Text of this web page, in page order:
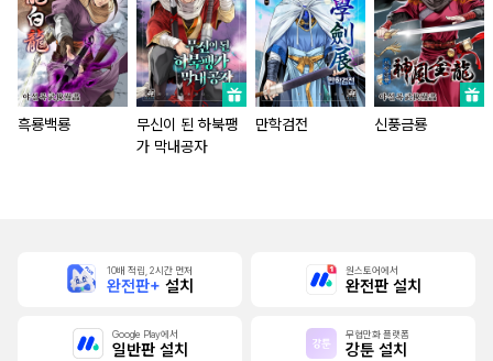
흑룡백룡
무신이 된 하북팽
가 막내공자
만학검전 신풍금룡
10배 적립, 2시간 먼저
완전판+ 설치
원스토어에서
완전판 설치
Google Play에서
일반판 설치
무협만화 플랫폼
강툰 설치